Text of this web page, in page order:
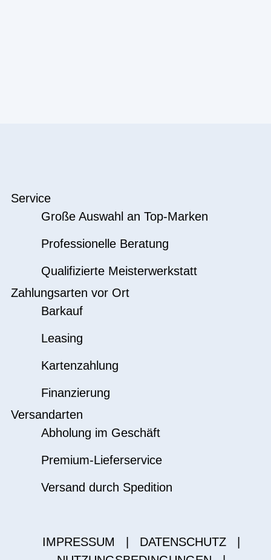
Service
Große Auswahl an Top-Marken
Professionelle Beratung
Qualifizierte Meisterwerkstatt
Zahlungsarten vor Ort
Barkauf
Leasing
Kartenzahlung
Finanzierung
Versandarten
Abholung im Geschäft
Premium-Lieferservice
Versand durch Spedition
IMPRESSUM DATENSCHUTZ